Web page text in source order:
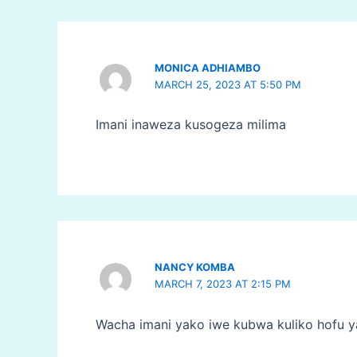
MONICA ADHIAMBO
MARCH 25, 2023 AT 5:50 PM
Imani inaweza kusogeza milima
NANCY KOMBA
MARCH 7, 2023 AT 2:15 PM
Wacha imani yako iwe kubwa kuliko hofu